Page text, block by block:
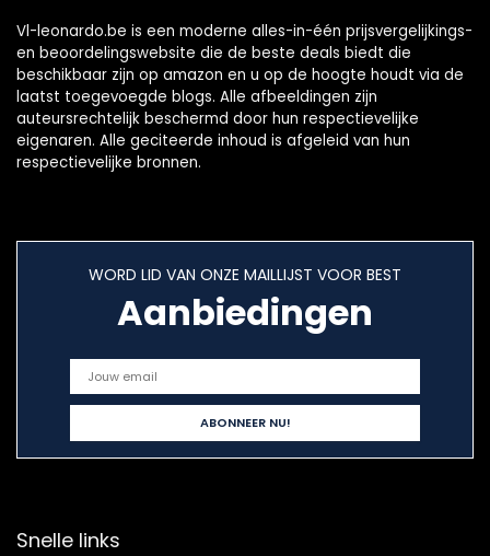
Vl-leonardo.be is een moderne alles-in-één prijsvergelijkings-
en beoordelingswebsite die de beste deals biedt die
beschikbaar zijn op amazon en u op de hoogte houdt via de
laatst toegevoegde blogs. Alle afbeeldingen zijn
auteursrechtelijk beschermd door hun respectievelijke
eigenaren. Alle geciteerde inhoud is afgeleid van hun
respectievelijke bronnen.
WORD LID VAN ONZE MAILLIJST VOOR BEST
Aanbiedingen
Snelle links